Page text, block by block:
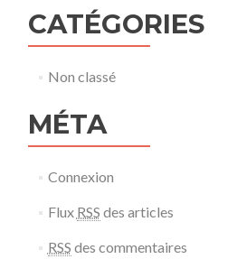
CATÉGORIES
Non classé
MÉTA
Connexion
Flux RSS des articles
RSS des commentaires